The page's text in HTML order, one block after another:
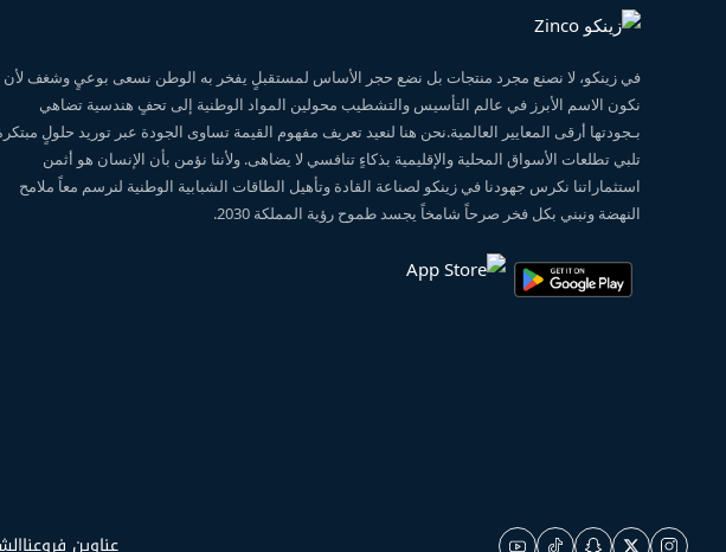
في زينكو، لا نصنع مجرد منتجات بل نضع حجر الأساس لمستقبلٍ يفخر به الوطن نسعى بوعيٍ وشغف لأن
نكون الاسم الأبرز في عالم التأسيس والتشطيب محولين المواد الوطنية إلى تحفٍ هندسية تضاهي
بـجودتها أرقى المعايير العالمية.نحن هنا لنعيد تعريف مفهوم القيمة تساوى الجودة عبر توريد حلولٍ
تلبي تطلعات الأسواق المحلية والإقليمية بذكاءٍ تنافسي لا يضاهى. ولأننا نؤمن بأن الإنسان هو أثمن
استثماراتنا نكرس جهودنا في زينكو لصناعة القادة وتأهيل الطاقات الشبابية الوطنية لنرسم معاً ملامح
النهضة ونبني بكل فخر صرحاً شامخاً يجسد طموح رؤية المملكة 2030.
عناوين فروعنا